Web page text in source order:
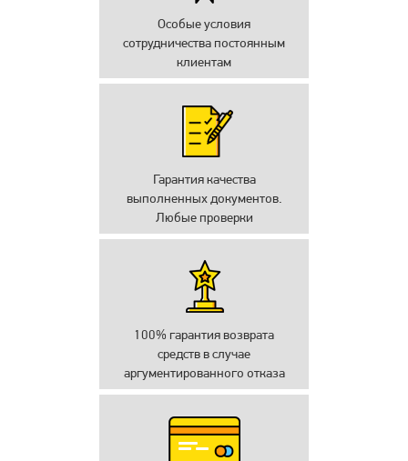
Особые условия
сотрудничества постоянным
клиентам
Гарантия качества
выполненных документов.
Любые проверки
100% гарантия возврата
средств в случае
аргументированного отказа